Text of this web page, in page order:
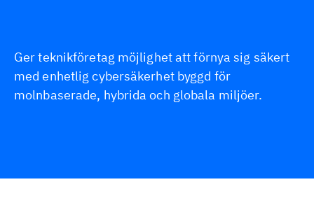
Ger teknikföretag möjlighet att förnya sig säkert
med enhetlig cybersäkerhet byggd för
molnbaserade, hybrida och globala miljöer.